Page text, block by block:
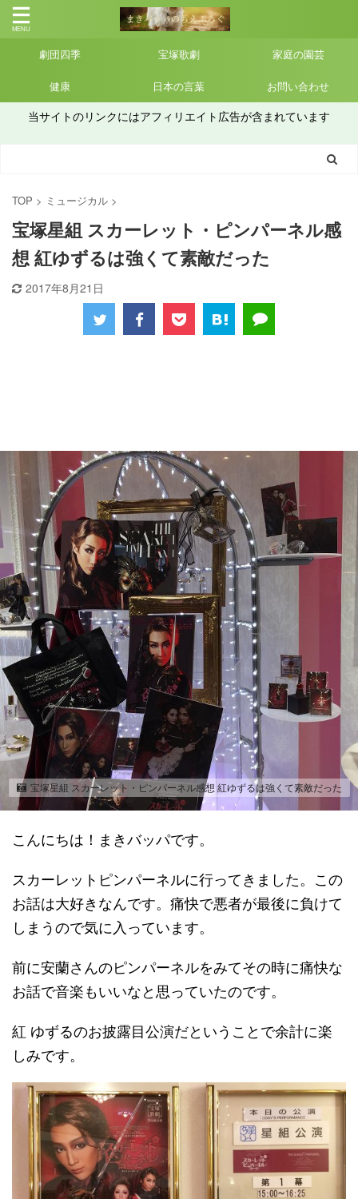
劇団四季 宝塚歌劇 家庭の園芸
健康 日本の言葉 お問い合わせ
当サイトのリンクにはアフィリエイト広告が含まれています
TOP > ミュージカル >
宝塚星組 スカーレット・ピンパーネル感
想 紅ゆずるは強くて素敵だった
2017年8月21日
宝塚星組 スカーレット・ピンパーネル感想 紅ゆずるは強くて素敵だった
こんにちは！まきバッパです。
スカーレットピンパーネルに行ってきました。この
お話は大好きなんです。痛快で悪者が最後に負けて
しまうので気に入っています。
前に安蘭さんのピンパーネルをみてその時に痛快な
お話で音楽もいいなと思っていたのです。
紅 ゆずるのお披露目公演だということで余計に楽
しみです。